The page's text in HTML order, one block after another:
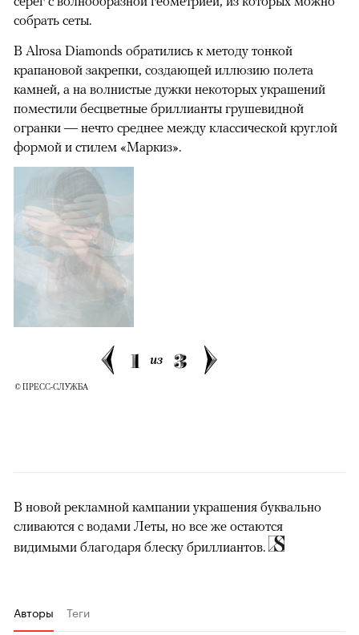
собрать сеты.
В Alrosa Diamonds обратились к методу тонкой
крапановой закрепки, создающей иллюзию полета
камней, а на волнистые дужки некоторых украшений
поместили бесцветные бриллианты грушевидной
огранки — нечто среднее между классической круглой
формой и стилем «Маркиз».
1 из 3
© ПРЕСС-СЛУЖБА
В новой рекламной кампании украшения буквально
сливаются с водами Леты, но все же остаются
видимыми благодаря блеску бриллиантов.
Авторы Теги